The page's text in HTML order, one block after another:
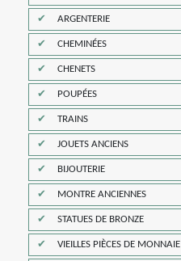
ARGENTERIE
CHEMINÉES
CHENETS
POUPÉES
TRAINS
JOUETS ANCIENS
BIJOUTERIE
MONTRE ANCIENNES
STATUES DE BRONZE
VIEILLES PIÈCES DE MONNAIE